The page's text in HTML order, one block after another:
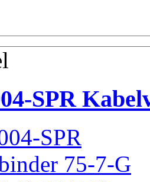
SPR